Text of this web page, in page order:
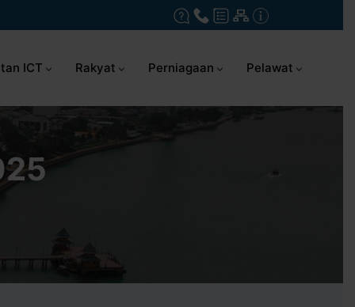
ICT Rakyat Perniagaan Pelawat